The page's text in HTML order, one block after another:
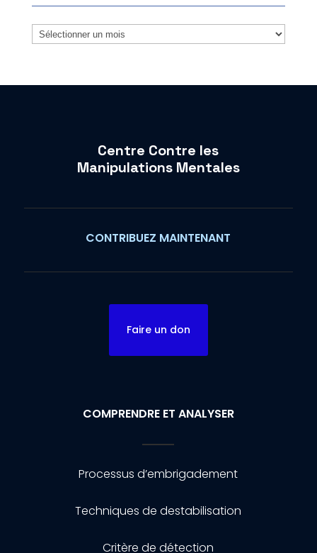
Archives
Centre Contre les
Manipulations Mentales
CONTRIBUEZ MAINTENANT
Faire un don
COMPRENDRE ET ANALYSER
Processus d’embrigadement
Techniques de destabilisation
Critère de détection